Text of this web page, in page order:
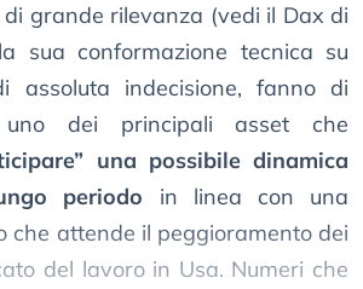
grande rilevanza (vedi il Dax di
sua conformazione tecnica su
assoluta indecisione, fanno di
dei principali asset che
una possibile dinamica
periodo in linea con una
che attende il peggioramento dei
del lavoro in Usa. Numeri che